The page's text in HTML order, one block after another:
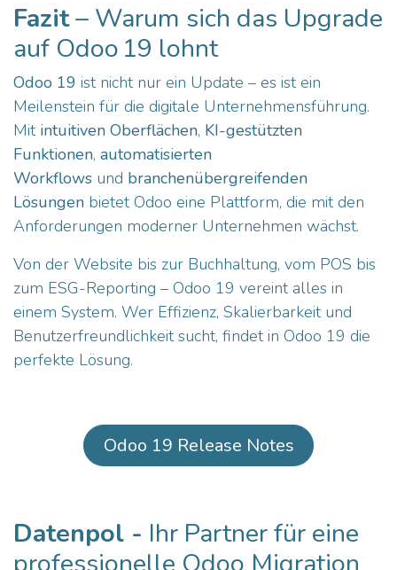
Fazit– Warum sich das Upgrade
auf Odoo 19 lohnt
Odoo 19 ist nicht nur ein Update – es ist ein
Meilenstein für die digitale Unternehmensführung.
Mit intuitiven Oberflächen, KI-gestützten
Funktionen, automatisierten
Workflows und branchenübergreifenden
Lösungen bietet Odoo eine Plattform, die mit den
Anforderungen moderner Unternehmen wächst.
Von der Website bis zur Buchhaltung, vom POS bis
zum ESG-Reporting – Odoo 19 vereint alles in
einem System. Wer Effizienz, Skalierbarkeit und
Benutzerfreundlichkeit sucht, findet in Odoo 19 die
perfekte Lösung.
Odoo 19 Release Notes
Datenpol - Ihr Partner für eine